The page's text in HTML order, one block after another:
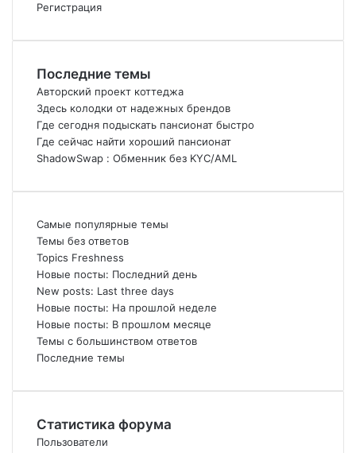
Регистрация
Последние темы
Авторский проект коттеджа
Здесь колодки от надежных брендов
Где сегодня подыскать пансионат быстро
Где сейчас найти хороший пансионат
ShadowSwap : Обменник без KYC/AML
Самые популярные темы
Темы без ответов
Topics Freshness
Новые посты: Последний день
New posts: Last three days
Новые посты: На прошлой неделе
Новые посты: В прошлом месяце
Темы с большинством ответов
Последние темы
Статистика форума
Пользователи